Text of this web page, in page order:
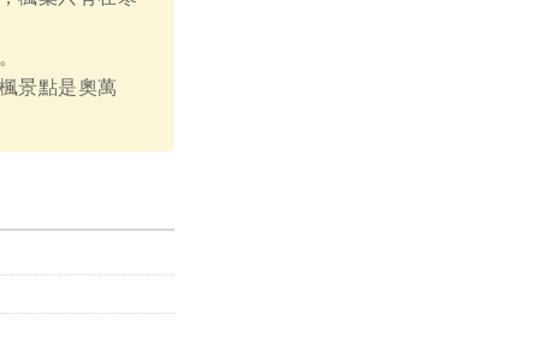
景點是奧萬